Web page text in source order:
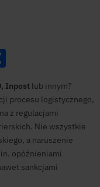
Share
Inpost lub innym?
procesu logistycznego,
z regulacjami
Nie wszystkie
a naruszenie
opóźnieniami
sankcjami